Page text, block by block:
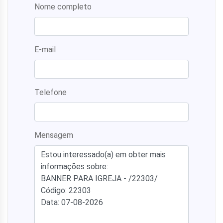
Nome completo
E-mail
Telefone
Mensagem